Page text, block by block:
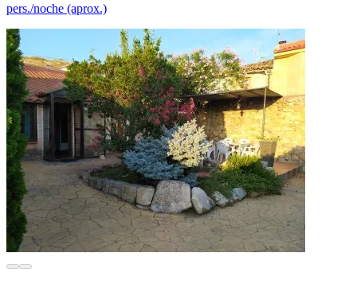
pers./noche (aprox.)